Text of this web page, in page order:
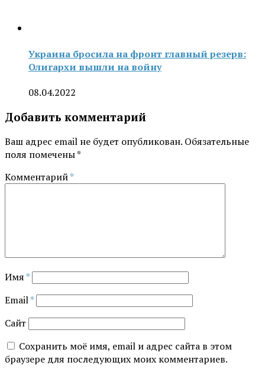
Украина бросила на фронт главный резерв:
Олигархи вышли на войну
08.04.2022
Добавить комментарий
Ваш адрес email не будет опубликован. Обязательные
поля помечены*
Комментарий*
Имя *
Email*
Сайт
Сохранить моё имя, email и адрес сайта в этом
браузере для последующих моих комментариев.